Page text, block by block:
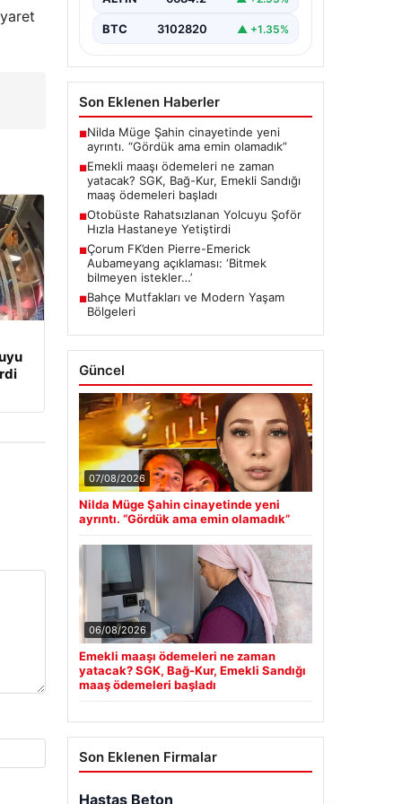
BTC 3102820 ▲ +1.35%
Son Eklenen Haberler
■Nilda Müge Şahin cinayetinde yeni
ayrıntı. “Gördük ama emin olamadık”
■Emekli maaşı ödemeleri ne zaman
yatacak? SGK, Bağ-Kur, Emekli Sandığı
maaş ödemeleri başladı
■Otobüste Rahatsızlanan Yolcuyu Şoför
Hızla Hastaneye Yetiştirdi
■Çorum FK’den Pierre-Emerick
Aubameyang açıklaması: ‘Bitmek
bilmeyen istekler…’
■Bahçe Mutfakları ve Modern Yaşam
Bölgeleri
Güncel
07/08/2026
Nilda Müge Şahin cinayetinde yeni
ayrıntı. “Gördük ama emin olamadık”
06/08/2026
Emekli maaşı ödemeleri ne zaman
yatacak? SGK, Bağ-Kur, Emekli Sandığı
maaş ödemeleri başladı
Son Eklenen Firmalar